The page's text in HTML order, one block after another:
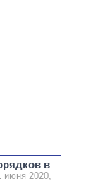
в
июня 2020,